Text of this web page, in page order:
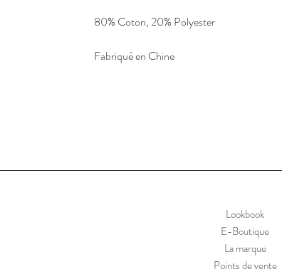
80% Coton, 20% Polyester
Fabriqué en Chine
Lookbook
E-Boutique
La marque
Points de vente